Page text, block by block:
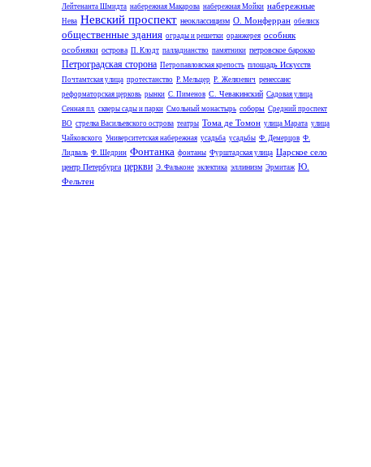
Лейтенанта Шмидта набережная Макарова набережная Мойки набережные
Нева Невский проспект неоклассицизм О. Монферран обелиск
общественные здания ограды и решетки оранжерея особняк
особняки острова П. Клодт палладианство памятники петровское барокко
Петроградская сторона Петропавловская крепость площадь Искусств
Почтамтская улица протестанство Р. Мельцер Р. Желязевич ренессанс
реформаторская церковь рынки С. Пименов С. Чевакинский Садовая улица
Сенная пл. скверы сады и парки Смольный монастырь соборы Средний проспект
ВО стрелка Васильевского острова театры Тома де Томон улица Марата улица
Чайковского Университетская набережная усадьба усадьбы Ф. Демерцов Ф.
Лидваль Ф. Шедрин Фонтанка фонтаны Фурштадская улица Царское село
центр Петербурга церкви Э. Фальконе эклектика эллинизм Эрмитаж Ю.
Фельтен